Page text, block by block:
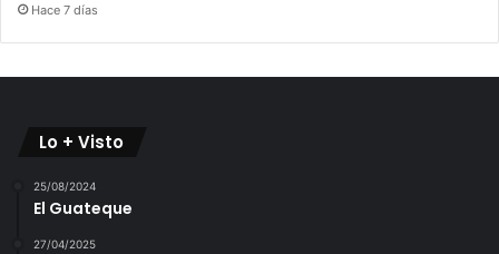
Hace 7 días
Lo + Visto
25/08/2024
El Guateque
27/04/2025